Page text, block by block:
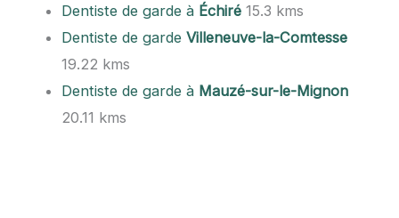
Dentiste de garde à Échiré 15.3 kms
Dentiste de gardeVilleneuve-la-Comtesse
19.22 kms
Dentiste de garde à Mauzé-sur-le-Mignon
20.11 kms